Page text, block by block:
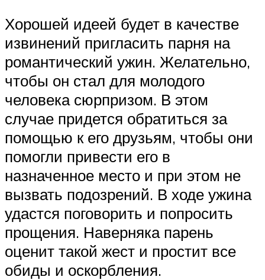
Хорошей идеей будет в качестве
извинений пригласить парня на
романтический ужин. Желательно,
чтобы он стал для молодого
человека сюрпризом. В этом
случае придется обратиться за
помощью к его друзьям, чтобы они
помогли привести его в
назначенное место и при этом не
вызвать подозрений. В ходе ужина
удастся поговорить и попросить
прощения. Наверняка парень
оценит такой жест и простит все
обиды и оскорбления.